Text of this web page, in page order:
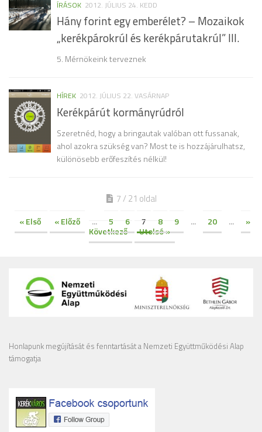
ÍRÁSOK 2012. JÚLIUS 24. KEDD
Hány forint egy emberélet? – Mozaikok
„kerékpárokrúl és kerékpárutakrúl” III.
5. Mérnökeink terveznek
HÍREK 2012. JÚLIUS 22. VASÁRNAP
Kerékpárút kormányrúdról
Szeretnéd, hogy a bringautak valóban ott fussanak,
ahol azokra szükség van? Most te is hozzájárulhatsz,
különösebb erőfeszítés nélkül!
7 / 21 oldal
« Első « Előző ... 5 6 7 8 9 ... 20 ...
»
Következő
Utolsó »
Honlapunk megújítását és fenntartását a Nemzeti Együttműködési Alap
támogatja